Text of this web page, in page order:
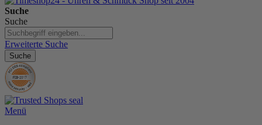
Suche
Suche
Erweiterte Suche
Suche
Menü